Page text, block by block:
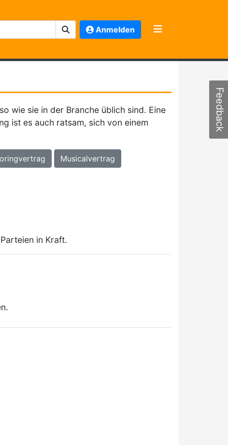
Anmelden
wie sie in der Branche üblich sind. Eine
ist es auch ratsam, sich von einem
Musicalvertrag
in Kraft.
Feedback